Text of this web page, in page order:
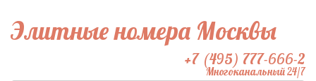
Элитные номера Москвы
+7 (495) 777-666-2
Многоканальный 24/7